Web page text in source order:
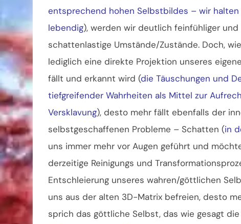
entsprechend hohen Selbstbildes – wir
lebendig), werden wir deutlich feinfühliger
schattenlastige Umstände/Zustände. Doch,
lediglich eine direkte Projektion unseres
fällt und erkannt wird (die Täuschungen und
tiefgreifender Wahrheiten als Mittel zur
Versklavung), desto mehr fällt ebenfalls der
selbstgeschaffenen Probleme – Schatten (in
uns immer mehr vor Augen geführt und
derzeitige Reinigungs und
Entschleierung unseres wahren/göttlichen
uns aus der alten 3D-Matrix befreien, desto
sprich das göttliche Selbst, das wie gesagt